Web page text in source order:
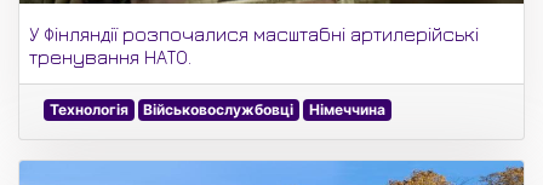
У Фінляндії розпочалися масштабні артилерійські
тренування НАТО.
Технологія Військовослужбовці Німеччина